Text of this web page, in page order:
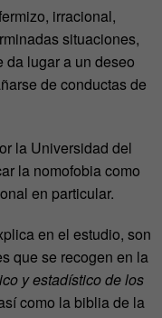
irracional,
situaciones,
da lugar a un deseo
de conductas de
la Universidad del
la nomofobia como
en particular.
en el estudio, son
que se recogen en la
y estadístico de los
como la biblia de la